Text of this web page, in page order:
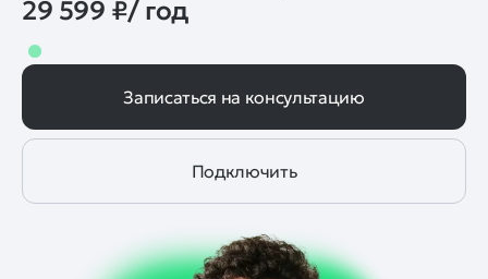
29 599 ₽/ год
Записаться на консультацию
Подключить